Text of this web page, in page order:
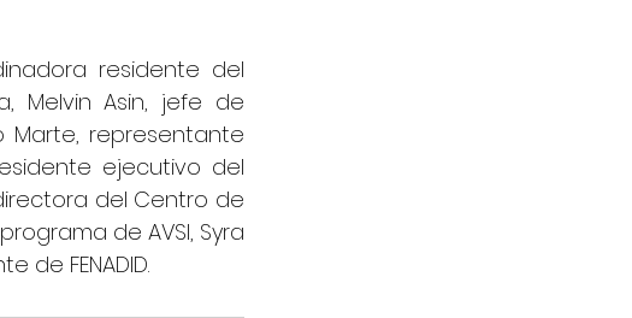
residente del
Melvin Asin, jefe de
Marte, representante
ejecutivo del
del Centro de
de AVSI, Syra
de FENADID.